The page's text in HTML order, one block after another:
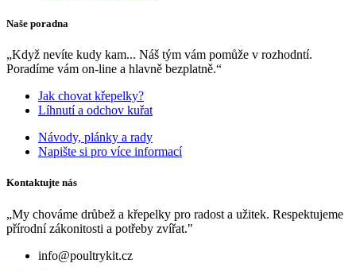
Naše poradna
„Když nevíte kudy kam... Náš tým vám pomůže v rozhodntí.
Poradíme vám on-line a hlavně bezplatně.“
Jak chovat křepelky?
Líhnutí a odchov kuřat
Návody, plánky a rady
Napište si pro více informací
Kontaktujte nás
„My chováme drůbež a křepelky pro radost a užitek. Respektujeme
přírodní zákonitosti a potřeby zvířat."
info@poultrykit.cz